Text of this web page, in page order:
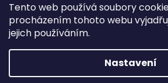
Tento web používá soubory
procházením tohoto webu
jejich používáním.
Nastavení
IMPREGNACE
NOVINKA -Zabezpečení kol
Návody